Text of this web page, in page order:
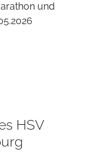
und
HSV